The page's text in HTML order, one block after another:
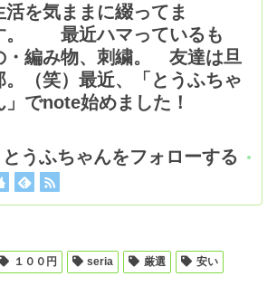
活を気ままに綴ってま
。 最近ハマっているも
・編み物、刺繍。 友達は旦
。（笑）最近、「とうふちゃ
」でnote始めました！
とうふちゃんをフォローする
１００円 seria 厳選 安い